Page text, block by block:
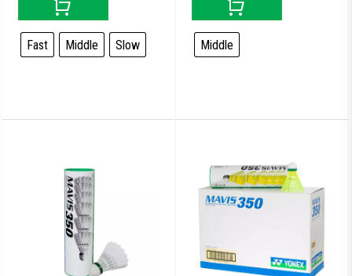
was:
819 грн..
is:
669 грн..
Fast Middle Slow
was:
449 грн..
is:
359 грн..
Middle